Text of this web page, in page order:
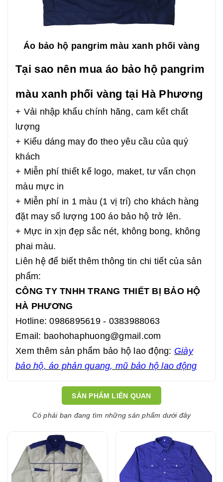
Áo bảo hộ pangrim màu xanh phối vàng
Tại sao nên mua áo bảo hộ pangrim
màu xanh phối vàng tại Hà Phương
+ Vải nhập khẩu chính hãng, cam kết chất
lượng
+ Kiểu dáng may đo theo yêu cầu của quý
khách
+ Miễn phí thiết kế logo, maket, tư vấn chọn
màu mực in
+ Miễn phí in 1 màu (1 vị trí) cho khách hàng
đặt may số lượng 100 áo bảo hộ trở lên.
+ Mực in xịn đẹp sắc nét, không bong, không
phai màu.
Liên hệ để biết thêm thông tin chi tiết của sản
phẩm:
CÔNG TY TNHH TRANG THIẾT BỊ BẢO HỘ
HÀ PHƯƠNG
Hotline: 0986895619 - 0383988063
Email: baohohaphuong@gmail.com
Xem thêm sản phẩm bảo hộ lao động: Giày
bảo hộ, áo phản quang, mũ bảo hộ lao động
SẢN PHẨM LIÊN QUAN
Có phải bạn đang tìm những sản phẩm dưới đây